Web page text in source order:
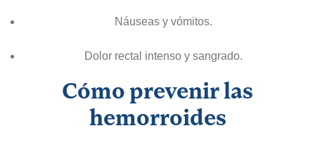
Náuseas y vómitos.
Dolor rectal intenso y sangrado.
Cómo prevenir las
hemorroides